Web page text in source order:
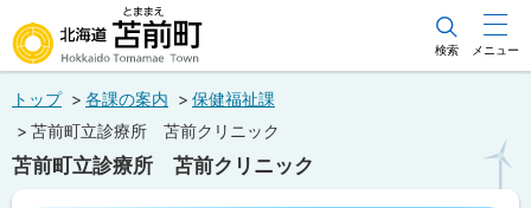
文
メ
ュ
北海道苫前町
Hokkaido Tomamae Town
検索 メニュー
トップ 各課の案内
保健福祉課
苫前町立診療所 苫前クリニック
苫前町立診療所 苫前クリニック